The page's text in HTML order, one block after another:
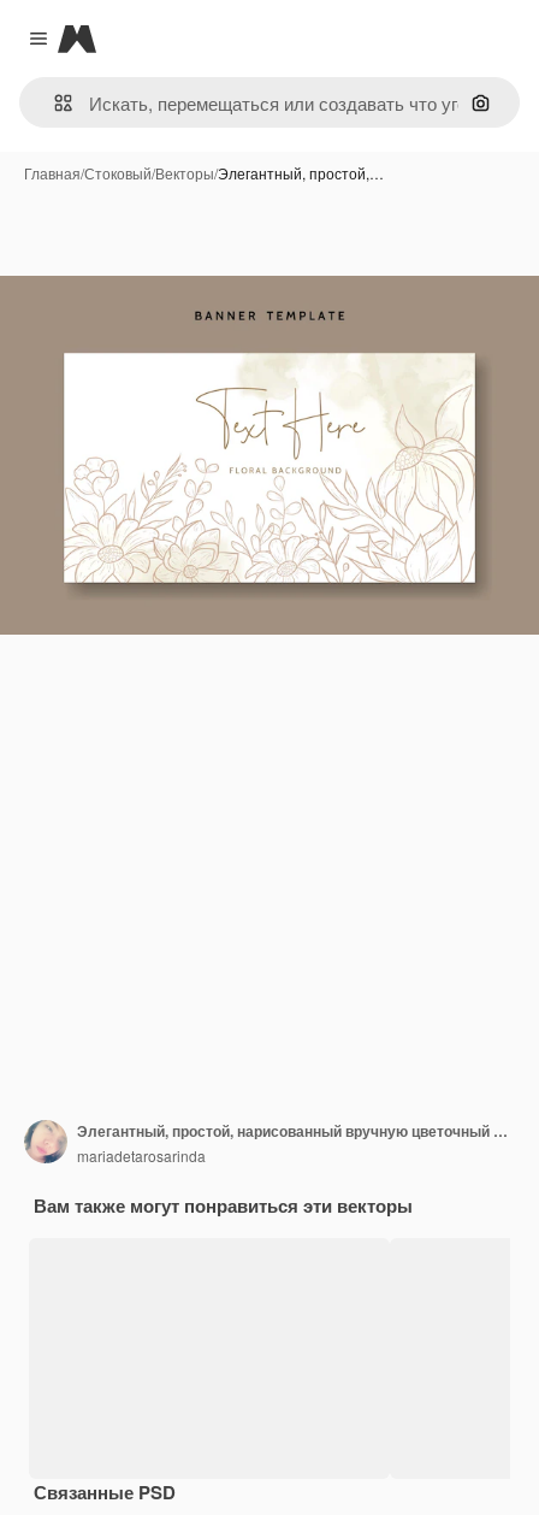
Close menu
Magnific
Поиск
Главная/Стоковый/Векторы/Элегантный, простой,…
Элегантный, простой, нарисованный вручную цветочный фон
mariadetarosarinda
Вам также могут понравиться эти векторы
Связанные PSD